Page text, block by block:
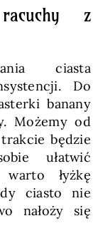
z
ciasta
Do
banany
Możemy od
będzie
ułatwić
łyżkę
ciasto nie
nałoży się